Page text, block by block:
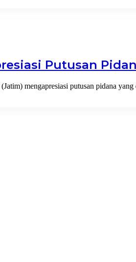
Putusan
mengapresiasi putusan pidana